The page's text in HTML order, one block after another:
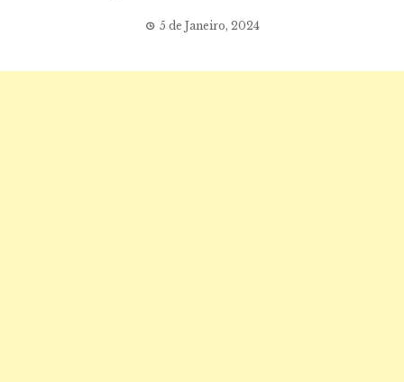
5 de Janeiro, 2024